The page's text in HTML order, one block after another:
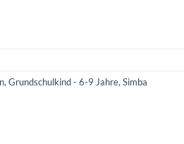
, Grundschulkind - 6-9 Jahre, Simba